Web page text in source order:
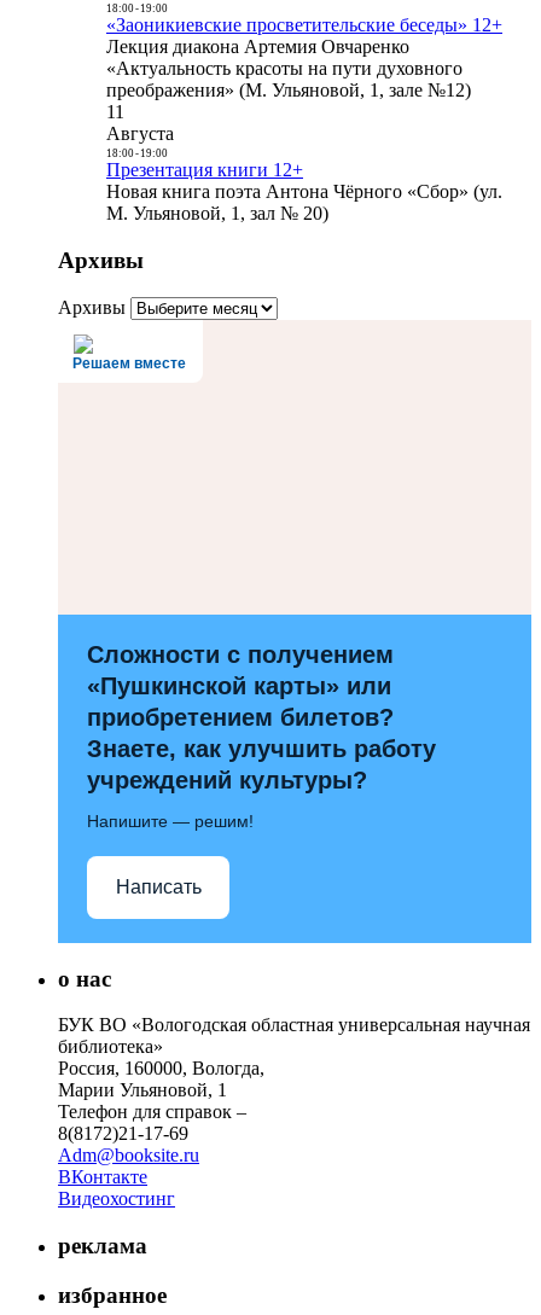
18:00- 19:00
«Заоникиевские просветительские беседы» 12+
Лекция диакона Артемия Овчаренко
«Актуальность красоты на пути духовного
преображения» (М. Ульяновой, 1, зале №12)
11
Августа
18:00- 19:00
Презентация книги 12+
Новая книга поэта Антона Чёрного «Сбор» (ул.
М. Ульяновой, 1, зал № 20)
Архивы
Архивы
Решаем вместе
Сложности с получением
«Пушкинской карты» или
приобретением билетов?
Знаете, как улучшить работу
учреждений культуры?
Напишите — решим!
Написать
о нас
БУК ВО «Вологодская областная универсальная научная
библиотека»
Россия, 160000, Вологда,
Марии Ульяновой, 1
Телефон для справок –
8(8172)21-17-69
Adm@booksite.ru
ВКонтакте
Видеохостинг
реклама
избранное